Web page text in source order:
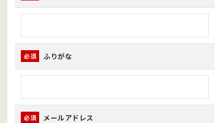
必須 ふりがな
必須 メールアドレス